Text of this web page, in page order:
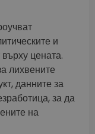
и
цената.
лихвените
данните за
за да
на